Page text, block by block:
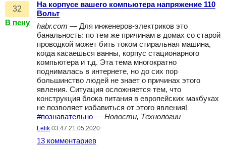
32
В пену
На корпусе вашего компьютера напряжение 110
Вольт
habr.com — Для инженеров-электриков это
банальность: по тем же причинам в домах со старой
проводкой может бить током стиральная машина,
когда касаешься ванны, корпус стационарного
компьютера и т.д. Эта тема многократно
поднималась в интернете, но до сих пор
большинство людей не знает о причинах этого
явления. Ситуация осложняется тем, что
конструкция блока питания в европейских макбуках
не позволяет избавиться от этого явления!
#познавательно — Новости, Технологии
Lelik 03:47 21.05.2020
13 комментариев